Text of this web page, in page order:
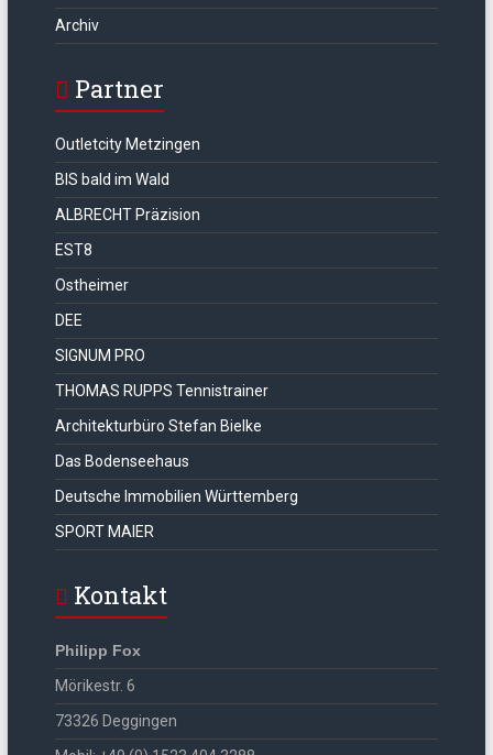
Archiv
Partner
Outletcity Metzingen
BIS bald im Wald
ALBRECHT Präzision
EST8
Ostheimer
DEE
SIGNUM PRO
THOMAS RUPPS Tennistrainer
Architekturbüro Stefan Bielke
Das Bodenseehaus
Deutsche Immobilien Württemberg
SPORT MAIER
Kontakt
Philipp Fox
Mörikestr. 6
73326 Deggingen